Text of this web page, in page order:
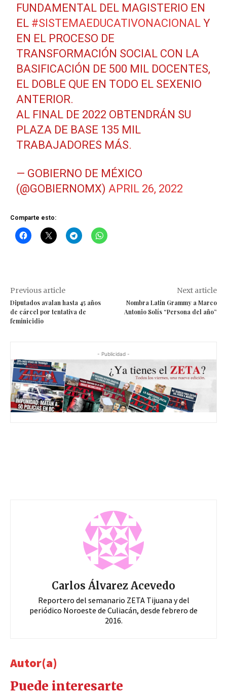
FUNDAMENTAL DEL MAGISTERIO EN
EL #SISTEMAEDUCATIVONACIONAL Y
EN EL PROCESO DE
TRANSFORMACIÓN SOCIAL CON LA
BASIFICACIÓN DE 500 MIL DOCENTES,
EL DOBLE QUE EN TODO EL SEXENIO
ANTERIOR.
AL FINAL DE 2022 OBTENDRÁN SU
PLAZA DE BASE 135 MIL
TRABAJADORES MÁS.
— GOBIERNO DE MÉXICO
(@GOBIERNOMX)APRIL 26, 2022
Comparte esto:
Previous article
Diputados avalan hasta 45 años
de cárcel por tentativa de
feminicidio
Next article
Nombra Latin Grammy a Marco
Antonio Solís “Persona del año”
- Publicidad -
Carlos Álvarez Acevedo
Reportero del semanario ZETA Tijuana y del
periódico Noroeste de Culiacán, desde febrero de
2016.
Autor(a)
Puede interesarte